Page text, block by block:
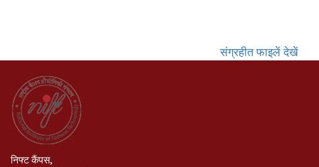
संग्रहीत फाइलें देखें
निफ्ट कैंपस,